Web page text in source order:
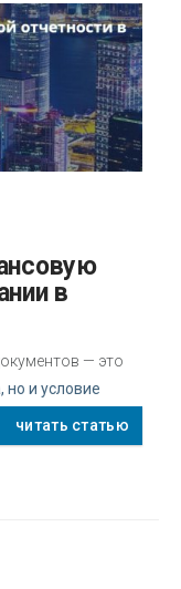
в
— это
но и условие
читать статью